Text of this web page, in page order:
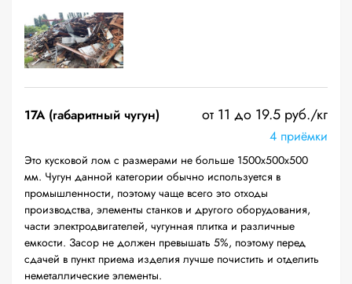
17А (габаритный чугун) от 11 до 19.5 руб./кг
4 приёмки
Это кусковой лом с размерами не больше 1500х500х500
мм. Чугун данной категории обычно используется в
промышленности, поэтому чаще всего это отходы
производства, элементы станков и другого оборудования,
части электродвигателей, чугунная плитка и различные
емкости. Засор не должен превышать 5%, поэтому перед
сдачей в пункт приема изделия лучше почистить и отделить
неметаллические элементы.